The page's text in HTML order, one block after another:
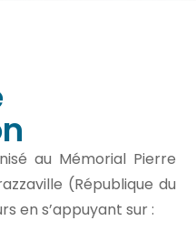
au Mémorial Pierre
(République du
en s’appuyant sur :